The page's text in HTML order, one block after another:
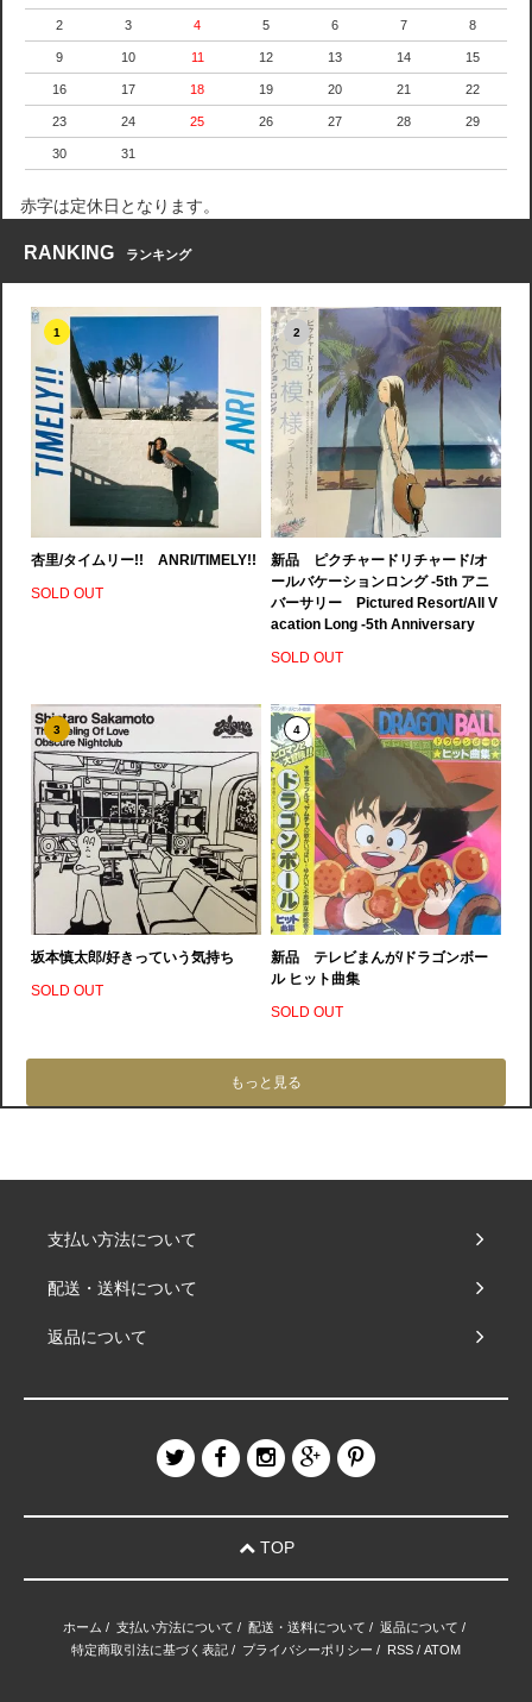
2 3 4 5 6 7 8
9 10 11 12 13 14 15
16 17 18 19 20 21 22
23 24 25 26 27 28 29
30 31
赤字は定休日となります。
RANKING ランキング
1
杏里/タイムリー!! ANRI/TIMELY!!
SOLD OUT
2
新品 ピクチャードリチャード/オ
ールバケーションロング -5th アニ
バーサリー Pictured Resort/All V
acation Long -5th Anniversary
SOLD OUT
3
坂本慎太郎/好きっていう気持ち
SOLD OUT
4
新品 テレビまんが/ドラゴンボー
ル ヒット曲集
SOLD OUT
もっと見る
支払い方法について
配送・送料について
返品について
TOP
ホーム / 支払い方法について / 配送・送料について / 返品について /
特定商取引法に基づく表記 / プライバシーポリシー / RSS / ATOM